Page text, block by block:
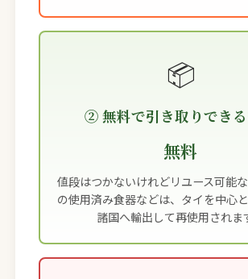
📦
② 無料で引き取りでき
無料
値段はつかないけれどリユース可能
の使用済み食器などは、タイを中心
諸国へ輸出して再使用されま